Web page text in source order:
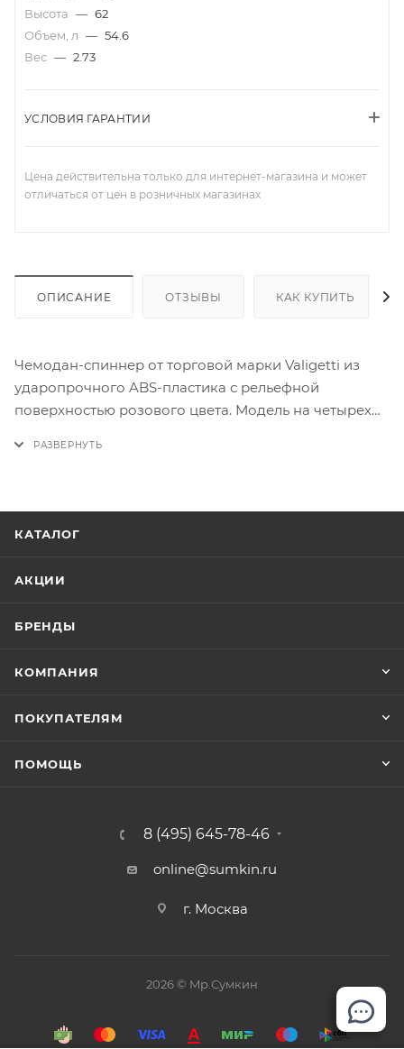
Высота — 62
Объем, л — 54.6
Вес — 2.73
УСЛОВИЯ ГАРАНТИИ
Цена действительна только для интернет-магазина и может
отличаться от цен в розничных магазинах
ОПИСАНИЕ ОТЗЫВЫ КАК КУПИТЬ
Чемодан-спиннер от торговой марки Valigetti из
ударопрочного ABS-пластика с рельефной
поверхностью розового цвета. Модель на четырех
*Ручная кладь — это вещи, которые можно взять с
багажной полке или под сиденьем впереди
требования к ручной клади устанавливает
разные, поэтому первым делом нужно свериться с
КАТАЛОГ
АКЦИИ
БРЕНДЫ
КОМПАНИЯ
ПОКУПАТЕЛЯМ
ПОМОЩЬ
8 (495) 645-78-46
online@sumkin.ru
г. Москва
2026 © Mр.Сумкин